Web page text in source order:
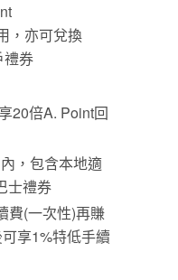
，亦可兌換
禮券
20倍A. Point回
，包含本地適
士禮券
費(一次性)再賺
享1%特低手續